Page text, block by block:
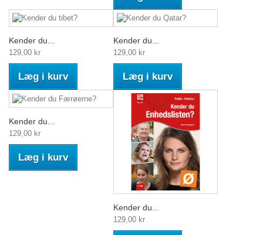
Kender du...
129,00 kr
Læg i kurv
Kender du...
129,00 kr
Læg i kurv
Kender du...
129,00 kr
Læg i kurv
Kender du...
129,00 kr